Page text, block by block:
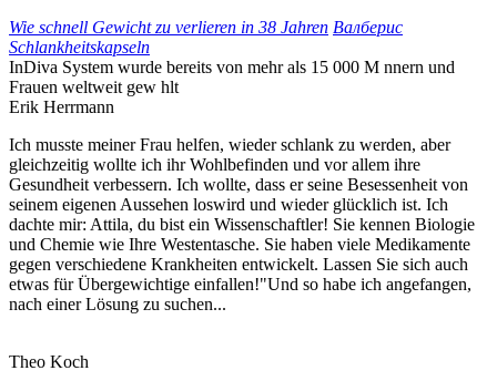
Wie schnell Gewicht zu verlieren in 38 Jahren Валберис
Schlankheitskapseln
InDiva System wurde bereits von mehr als 15 000 M nnern und
Frauen weltweit gew hlt
Erik Herrmann
Ich musste meiner Frau helfen, wieder schlank zu werden, aber
gleichzeitig wollte ich ihr Wohlbefinden und vor allem ihre
Gesundheit verbessern. Ich wollte, dass er seine Besessenheit von
seinem eigenen Aussehen loswird und wieder glücklich ist. Ich
dachte mir: Attila, du bist ein Wissenschaftler! Sie kennen Biologie
und Chemie wie Ihre Westentasche. Sie haben viele Medikamente
gegen verschiedene Krankheiten entwickelt. Lassen Sie sich auch
etwas für Übergewichtige einfallen!"Und so habe ich angefangen,
nach einer Lösung zu suchen...
Theo Koch